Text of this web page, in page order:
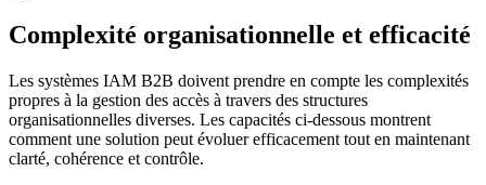
Complexité organisationnelle et efficacité
Les systèmes IAM B2B doivent prendre en compte les complexités
propres à la gestion des accès à travers des structures
organisationnelles diverses. Les capacités ci-dessous montrent
comment une solution peut évoluer efficacement tout en maintenant
clarté, cohérence et contrôle.